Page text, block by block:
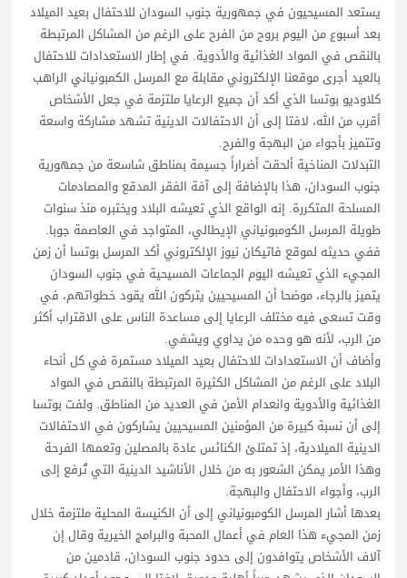
يستعد المسيحيون في جمهورية جنوب السودان للاحتفال بعيد الميلاد
بعد أسبوع من اليوم بروح من الفرح على الرغم من المشاكل المرتبطة
بالنقص في المواد الغذائية والأدوية. في إطار الاستعدادات للاحتفال
بالعيد أجرى موقعنا الإلكتروني مقابلة مع المرسل الكمبونياني الراهب
كلاوديو بوتسا الذي أكد أن جميع الرعايا ملتزمة في جعل الأشخاص
أقرب من الله، لافتا إلى أن الاحتفالات الدينية تشهد مشاركة واسعة
وتتميز بأجواء من البهجة والفرح.
التبدلات المناخية ألحقت أضراراً جسيمة بمناطق شاسعة من جمهورية
جنوب السودان، هذا بالإضافة إلى آفة الفقر المدقع والمصادمات
المسلحة المتكررة. إنه الواقع الذي تعيشه البلاد ويختبره منذ سنوات
طويلة المرسل الكومبونياني الإيطالي، المتواجد في العاصمة جوبا.
ففي حديثه لموقع فاتيكان نيوز الإلكتروني أكد المرسل بوتسا أن زمن
المجيء الذي تعيشه اليوم الجماعات المسيحية في جنوب السودان
يتميز بالرجاء، موضحا أن المسيحيين يتركون الله يقود خطواتهم، في
وقت تسعى فيه مختلف الرعايا إلى مساعدة الناس على الاقتراب أكثر
من الرب، لأنه هو وحده من يداوي ويشفي.
وأضاف أن الاستعدادات للاحتفال بعيد الميلاد مستمرة في كل أنحاء
البلاد على الرغم من المشاكل الكثيرة المرتبطة بالنقص في المواد
الغذائية والأدوية وانعدام الأمن في العديد من المناطق. ولفت بوتسا
إلى أن نسبة كبيرة من المؤمنين المسيحيين يشاركون في الاحتفالات
الدينية الميلادية، إذ تمتلئ الكنائس عادة بالمصلين وتعمها الفرحة
وهذا الأمر يمكن الشعور به من خلال الأناشيد الدينية التي تُرفع إلى
الرب، وأجواء الاحتفال والبهجة.
بعدها أشار المرسل الكومبونياني إلى أن الكنيسة المحلية ملتزمة خلال
زمن المجيء هذا العام في أعمال المحبة والبرامج الخيرية وقال إن
آلاف الأشخاص يتوافدون إلى حدود جنوب السودان، قادمين من